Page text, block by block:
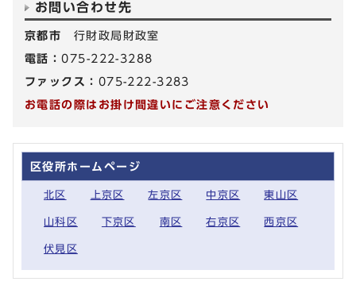
お問い合わせ先
京都市 行財政局財政室
電話：075-222-3288
ファックス： 075-222-3283
お電話の際はお掛け間違いにご注意ください
区役所ホームページ
北区 上京区 左京区 中京区 東山区
山科区 下京区 南区 右京区 西京区
伏見区